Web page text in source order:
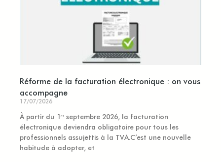
Réforme de la facturation électronique : on vous
accompagne
17/07/2026
À partir du 1ᵉʳ septembre 2026, la facturation
électronique deviendra obligatoire pour tous les
professionnels assujettis à la TVA.C’est une nouvelle
habitude à adopter, et